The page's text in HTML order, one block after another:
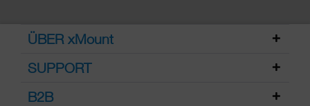
ÜBER xMount
SUPPORT
B2B